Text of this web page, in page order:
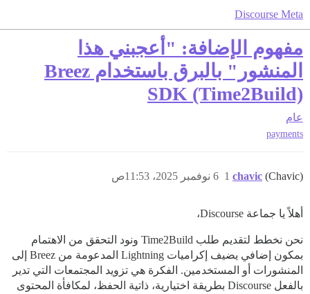
Discourse Meta
مفهوم الإضافة: "أعجبني هذا
المنشور" بالبرق باستخدام Breez
SDK (Time2Build)
عام
payments
chavic (Chavic) 6 نوفمبر 2025، 11:53ص 1
أهلاً يا جماعة Discourse،
نحن نخطط لتقديم طلب Time2Build ونود التحقق من الاهتمام
بمكون إضافي يضيف إكراميات Lightning المدعومة من Breez إلى
المنشورات أو المستخدمين. الفكرة هي تزويد المجتمعات التي تدير
بالفعل Discourse بطريقة اختيارية، ذاتية الحفظ، لمكافأة المحتوى